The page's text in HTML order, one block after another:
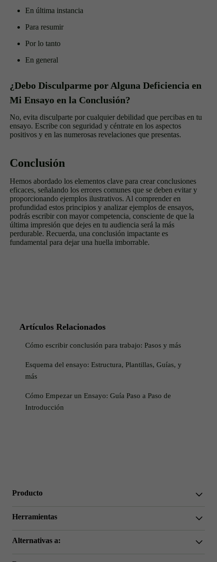
En última instancia
Para resumir
Por lo tanto
En general
¿Debo Disculparme por Alguna Deficiencia en
Mi Ensayo en la Conclusión?
No, evita disculparte por cualquier debilidad que percibas en tu
ensayo. Escribe con seguridad y céntrate en los aspectos
positivos y en las numerosas revelaciones que presentas.
Conclusión
Hemos abordado los elementos clave para crear conclusiones
eficaces, señalando los errores comunes que se deben evitar y
proporcionando ejemplos ilustrativos. Al comprender en
profundidad estos principios y analizar ejemplos de ensayos,
podrás escribir con mayor competencia, consciente de que la
última impresión que dejes en tu audiencia será la más
perdurable. Recuerda, una conclusión impactante es
fundamental para dejar una huella imborrable.
Artículos Relacionados
Cómo escribir conclusión para trabajo: Pasos y más
Esquema del ensayo: Estructura, Plantillas, Guías, y
más
Cómo Empezar un Ensayo: Guía Paso a Paso de
Introducción
Producto
Humanizador
Herramientas
Traducción IA
Alternativas a: